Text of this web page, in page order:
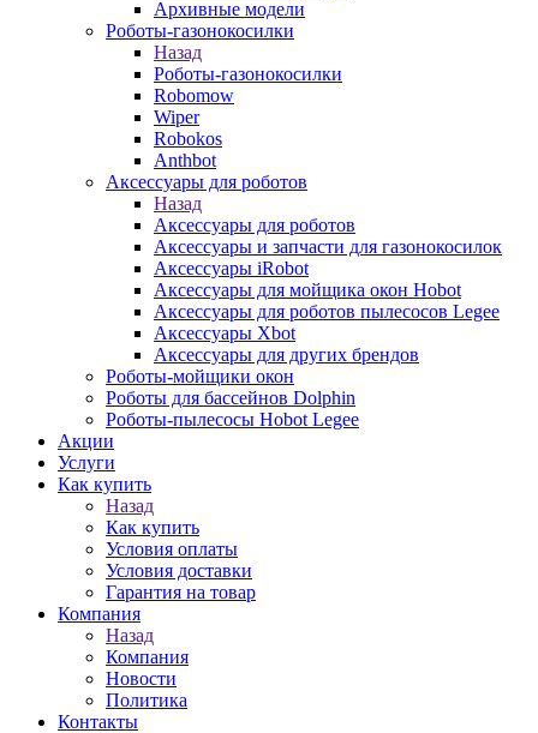
Архивные модели
Роботы-газонокосилки
Назад
Роботы-газонокосилки
Robomow
Wiper
Robokos
Anthbot
Аксессуары для роботов
Назад
Аксессуары для роботов
Аксессуары и запчасти для газонокосилок
Аксессуары iRobot
Аксессуары для мойщика окон Hobot
Аксессуары для роботов пылесосов Legee
Аксессуары Xbot
Аксессуары для других брендов
Роботы-мойщики окон
Роботы для бассейнов Dolphin
Роботы-пылесосы Hobot Legee
Акции
Услуги
Как купить
Назад
Как купить
Условия оплаты
Условия доставки
Гарантия на товар
Компания
Назад
Компания
Новости
Политика
Контакты